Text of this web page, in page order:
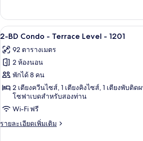
ห้อง
นอน,
วิว
ทะเลสาบ
เกี่ยว
กับ
ดี
ซ์
คอน
โด,
2
ห้อง
นอน,
วิว
ทะเลสาบ
เปิด
ภาพถ่าย
ทั้งหมด
ของ
2-
Condo
-
ผ้าม่านกัน
23
2-BD Condo - Terrace Level - 1201
92 ตารางเมตร
2 ห้องนอน
พักได้ 8 คน
2 เตียงควีนไซส์, 1 เตียงคิงไซส์, 1 เตียงพับติ
โซฟาเบดสำหรับสองท่าน
Wi-Fi ฟรี
รายละเอียดเพิ่มเติม
ราย